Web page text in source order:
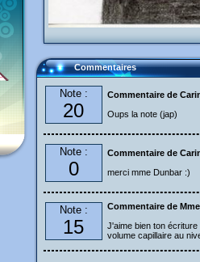
Commentaires
Note :
20
Commentaire de
Oups la note (jap)
Note :
0
Commentaire de
merci mme Dunbar :)
Note :
15
Commentaire de
J'aime bien ton
volume capillaire au